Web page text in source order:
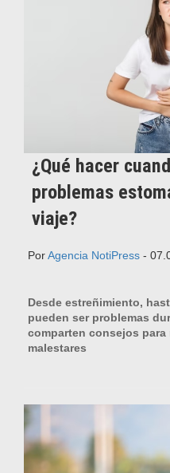
¿Qué hacer
problemas
viaje?
PorAgencia NotiPress -
Desde estreñimiento,
pueden ser problemas
comparten consejos
malestares